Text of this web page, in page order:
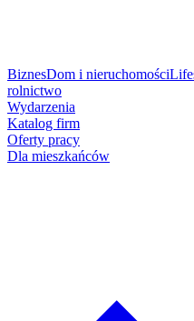
BiznesDom i nieruchomości
rolnictwo
Wydarzenia
Katalog firm
Oferty pracy
Dla mieszkańców